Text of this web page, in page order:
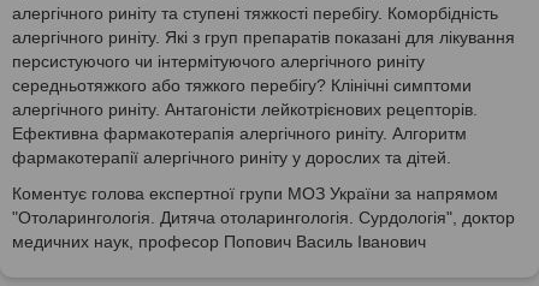
алергічного риніту та ступені тяжкості перебігу. Коморбідність
алергічного риніту. Які з груп препаратів показані для лікування
персистуючого чи інтермітуючого алергічного риніту
середньотяжкого або тяжкого перебігу? Клінічні симптоми
алергічного риніту. Антагоністи лейкотрієнових рецепторів.
Ефективна фармакотерапія алергічного риніту. Алгоритм
фармакотерапії алергічного риніту у дорослих та дітей.
Коментує голова експертної групи МОЗ України за напрямом
"Отоларингологія. Дитяча отоларингологія. Сурдологія", доктор
медичних наук, професор Попович Василь Іванович